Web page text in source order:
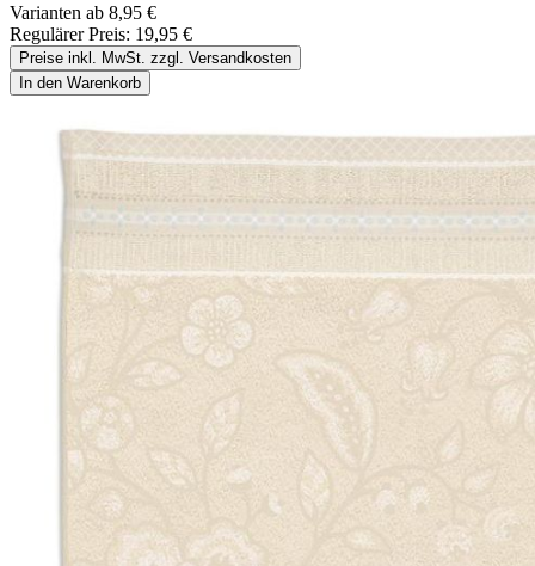
Varianten ab 8,95 €
Regulärer Preis: 19,95 €
Preise inkl. MwSt. zzgl. Versandkosten
In den Warenkorb